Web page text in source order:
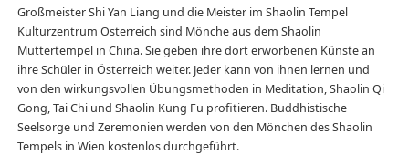
Großmeister Shi Yan Liang und die Meister im Shaolin Tempel
Kulturzentrum Österreich sind Mönche aus dem Shaolin
Muttertempel in China. Sie geben ihre dort erworbenen Künste an
ihre Schüler in Österreich weiter. Jeder kann von ihnen lernen und
von den wirkungsvollen Übungsmethoden in Meditation, Shaolin Qi
Gong, Tai Chi und Shaolin Kung Fu profitieren. Buddhistische
Seelsorge und Zeremonien werden von den Mönchen des Shaolin
Tempels in Wien kostenlos durchgeführt.